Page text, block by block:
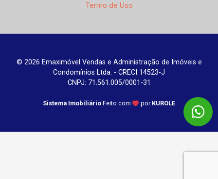
Termo de Uso
© 2026 Emaximóvel Vendas e Administração de Imóveis e
Condomínios Ltda. - CRECI 14523-J
CNPJ: 71.561.005/0001-31
Sistema Imobiliário Feito com por KUROLE